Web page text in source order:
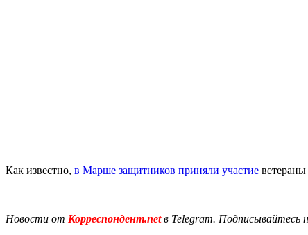
Как известно, в Марше защитников приняли участие
Новости от Корреспондент.netв Telegram. Подписывайтесь